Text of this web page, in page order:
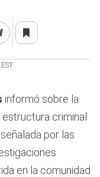
informó sobre la
criminal
señalada por las
en la comunidad